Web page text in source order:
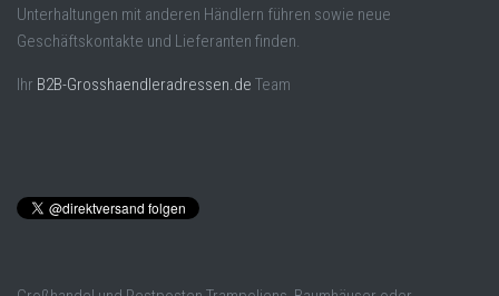
Unterhaltungen mit anderen Händlern führen sowie neue
Geschäftskontakte und Lieferanten finden.
Ihr B2B-Grosshaendleradressen.de Team